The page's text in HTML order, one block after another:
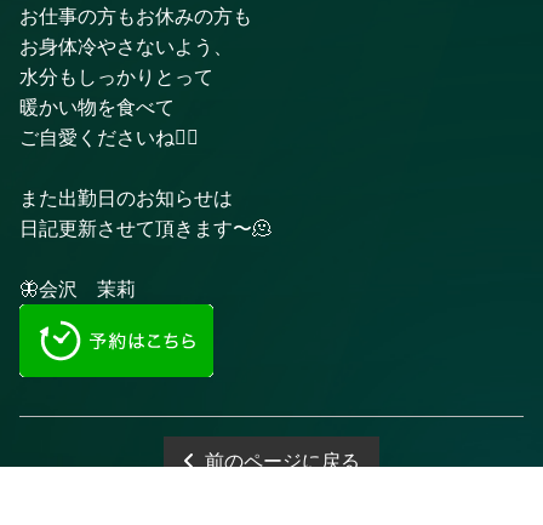
お仕事の方もお休みの方も
お身体冷やさないよう、
水分もしっかりとって
暖かい物を食べて
ご自愛くださいね🙂‍↕️
また出勤日のお知らせは
日記更新させて頂きます〜🫠
🦋会沢 茉莉
前のページに戻る